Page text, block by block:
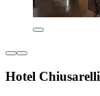
Hotel Chiusarelli